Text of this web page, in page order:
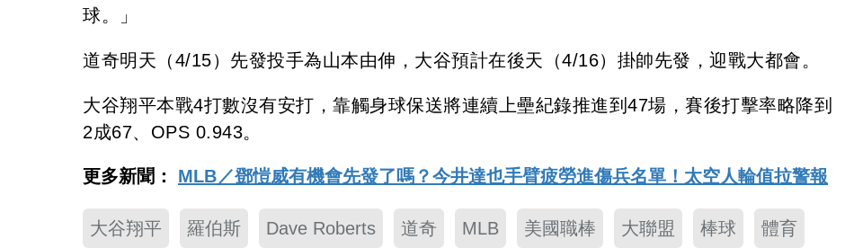
球。」
道奇明天（4/15）先發投手為山本由伸，大谷預計在後天（4/16）掛帥先發，迎戰大都會。
大谷翔平本戰4打數沒有安打，靠觸身球保送將連續上壘紀錄推進到47場，賽後打擊率略降到
2成67、OPS 0.943。
更多新聞： MLB／鄧愷威有機會先發了嗎？今井達也手臂疲勞進傷兵名單！太空人輪值拉警報
大谷翔平 羅伯斯 Dave Roberts 道奇 MLB 美國職棒 大聯盟 棒球 體育